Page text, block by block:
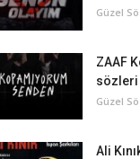
Güzel
ZAAF
sözleri
Güzel
Ali